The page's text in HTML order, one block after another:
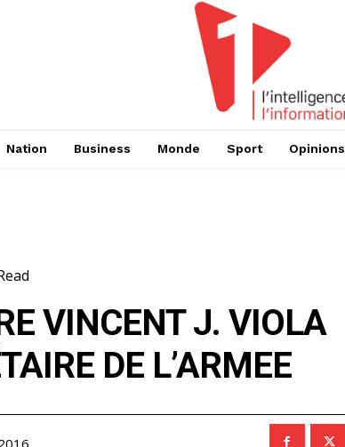
Nation Business Monde Sport Opinions
VINCENT J. VIOLA
DE L’ARMEE